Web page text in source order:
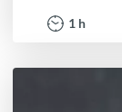
1 h